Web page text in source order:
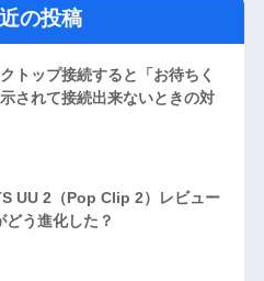
の投稿
トップ接続すると「お待ちく
されて接続出来ないときの対
UU 2（Pop Clip 2）レビュー
どう進化した？